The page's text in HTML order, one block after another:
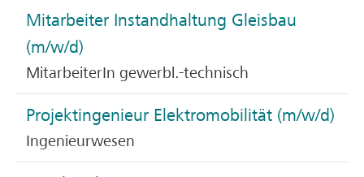
Mitarbeiter Instandhaltung Gleisbau
(m/w/d)
MitarbeiterIn gewerbl.-technisch
Projektingenieur Elektromobilität (m/w/d)
Ingenieurwesen